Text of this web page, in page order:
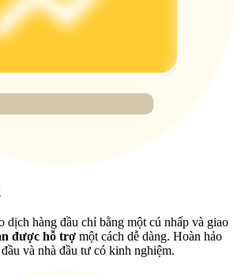
to Win 500,000 USDT
· 33,333 USDT Bonus
Staking | Daily Rewards
dịch hàng đầu chỉ bằng một cú nhấp và giao
được hỗ trợ một cách dễ dàng. Hoàn hảo
và nhà đầu tư có kinh nghiệm.